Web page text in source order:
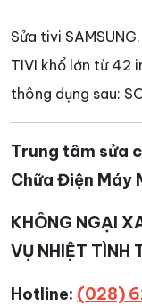
Sửa tivi
TIVI khổ lớn từ 42
thông dụng sau:
Trung tâm sửa
Chữa Điện Máy
KHÔNG NGẠI
VỤ NHIỆT TÌNH
Hotline: (028)